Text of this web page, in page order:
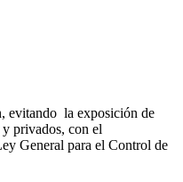
evitando la exposición de
privados, con el
General para el Control de